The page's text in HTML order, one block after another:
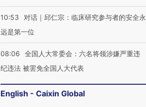
10:53
对话｜邱仁宗：临床研究参与者的安全永
远是第一位
08:06
全国人大常委会：六名将领涉嫌严重违
纪违法 被罢免全国人大代表
English - Caixin Global